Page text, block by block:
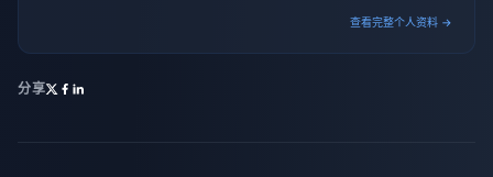
查看完整个人资料 →
分享